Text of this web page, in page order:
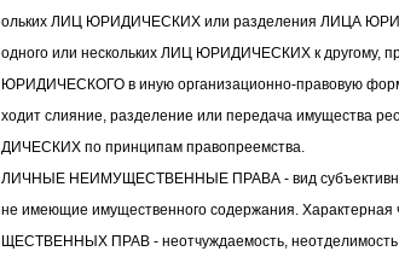
ольких ЛИЦ ЮРИДИЧЕСКИХ или разделения ЛИЦА
одного или нескольких ЛИЦ ЮРИДИЧЕСКИХ к другому,
ЮРИДИЧЕСКОГО в иную организационно-правовую
ходит слияние, разделение или передача имущества
ДИЧЕСКИХ по принципам правопреемства.
ЛИЧНЫЕ НЕИМУЩЕСТВЕННЫЕ ПРАВА - вид
не имеющие имущественного содержания.
ЩЕСТВЕННЫХ ПРАВ - неотчуждаемость,